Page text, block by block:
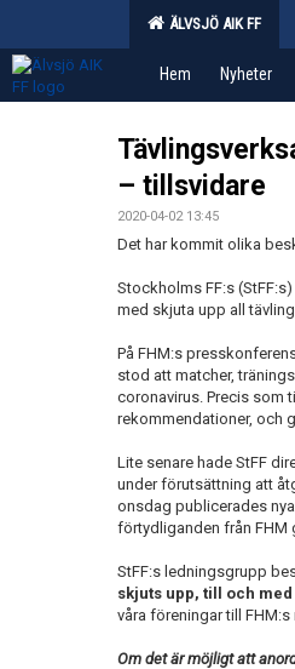
ÄLVSJÖ AIK FF
Hem Nyheter
– tillsvidare
2020-04-02 13:45
Det har kommit olika
Stockholms FF:s
med skjuta upp all
På FHM:s
stod att matcher,
coronavirus. Precis som
rekommendationer, och
Lite senare hade StFF
under förutsättning att
onsdag publicerades
förtydliganden från FHM
StFF:s ledningsgrupp
skjuts upp, till och
våra föreningar till
Om det är möjligt att